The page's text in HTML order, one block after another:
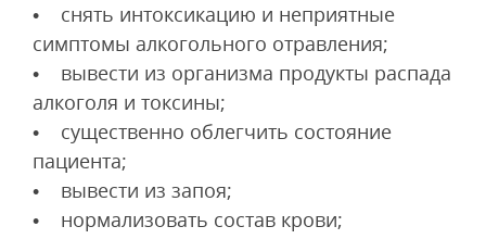
• снять интоксикацию и неприятные
симптомы алкогольного отравления;
• вывести из организма продукты распада
алкоголя и токсины;
• существенно облегчить состояние
пациента;
• вывести из запоя;
• нормализовать состав крови;